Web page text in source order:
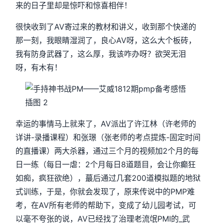
来的日子里却是惊吓和惊喜相伴！
很快收到了AV寄过来的教材和讲义，收到那个快递的
那一刻，我眼睛湿润了，良心AV呀，这么大个板砖，
我有防身武器了，这么厚，我该咋办呀？欲哭无泪
呀，有木有！
幸运的事情马上就来了，AV派出了许江林（许老师的
详讲-录播课程）和张璟（张老师的考点提炼-固定时间
的直播课）两大杀器，通过三个月的视频加2个月的每
日一练（每日一虐：2个月每日8道题目，会让你癫狂
如痴，疯狂欲绝），蕞后通过几套200道模拟题的地狱
式训练，于是，你就会发现了，原来传说中的PMP难
考，在AV所有老师的帮助下，变成了幼儿园考试，可
以毫不夸张的说，AV已经找了治理老流氓PMI的_武